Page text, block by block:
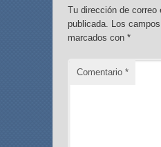
Tu dirección de correo
publicada. Los
marcados con *
Comentario *